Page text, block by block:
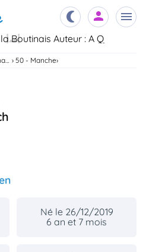
50 - Manche
Né le 26/12/2019
6 an et 7 mois